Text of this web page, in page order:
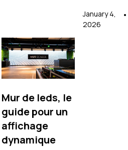
January 4,
2026
•
Mur de leds, le
guide pour un
affichage
dynamique